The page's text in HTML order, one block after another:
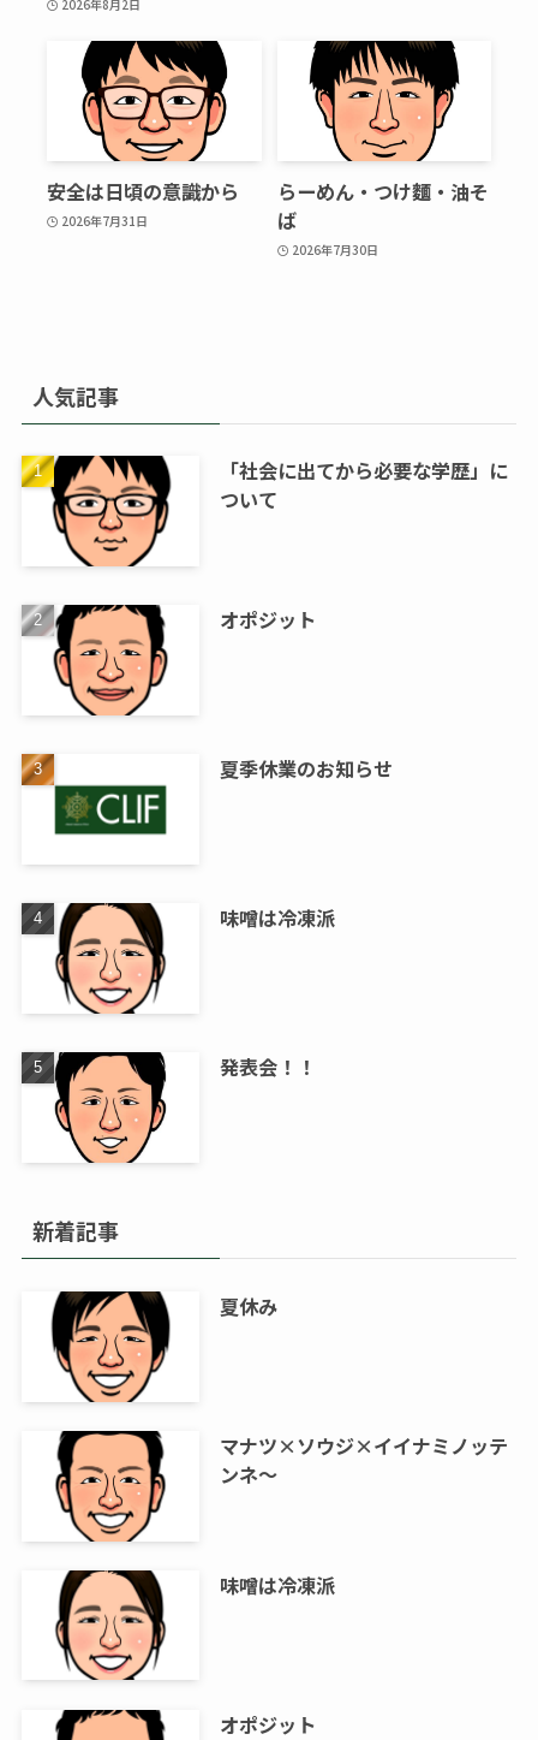
2026年8月2日
安全は日頃の意識から
2026年7月31日
らーめん・つけ麵・油そ
ば
2026年7月30日
人気記事
「社会に出てから必要な学歴」に
ついて
オポジット
夏季休業のお知らせ
味噌は冷凍派
発表会！！
新着記事
夏休み
マナツ×ソウジ×イイナミノッテ
ンネ～
味噌は冷凍派
オポジット